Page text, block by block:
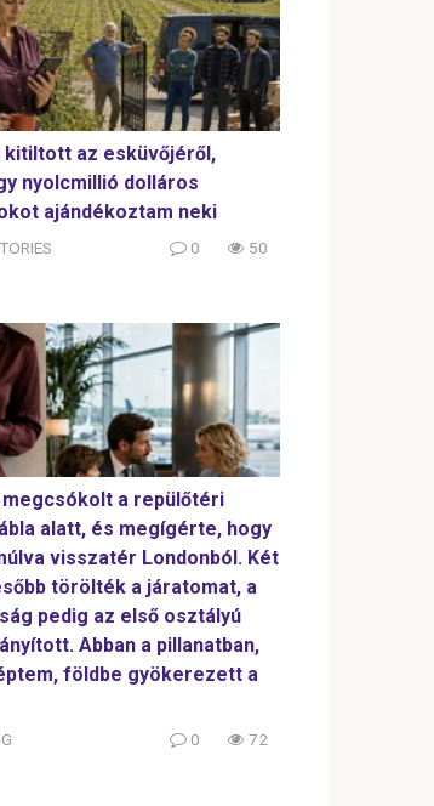
kitiltott az esküvőjéről,
nyolcmillió dolláros
ajándékoztam neki
0 50
a repülőtéri
alatt, és megígérte, hogy
visszatér Londonból. Két
törölték a járatomat, a
pedig az első osztályú
Abban a pillanatban,
földbe gyökerezett a
0 72